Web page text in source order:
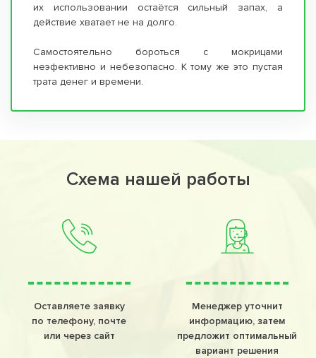
их использовании остаётся сильный запах, а
действие хватает не на долго.
Самостоятельно бороться с мокрицами
неэфективно и небезопасно. К тому же это пустая
трата денег и времени.
Схема нашей работы
Оставляете заявку
по телефону, почте
или через сайт
Менеджер уточнит
информацию, затем
предложит оптимальный
вариант решения